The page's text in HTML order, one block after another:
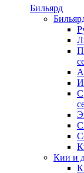
Бильярд
Кии и